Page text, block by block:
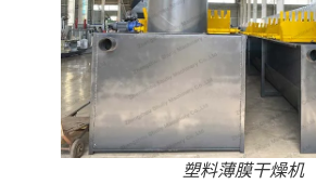
塑料薄膜干燥机